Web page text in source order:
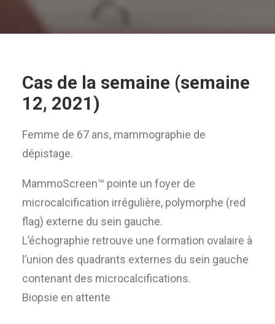
Cas de la semaine (semaine
12, 2021)
Femme de 67 ans, mammographie de
dépistage.
MammoScreen™ pointe un foyer de
microcalcification irrégulière, polymorphe (red
flag) externe du sein gauche.
L’échographie retrouve une formation ovalaire à
l’union des quadrants externes du sein gauche
contenant des microcalcifications.
Biopsie en attente